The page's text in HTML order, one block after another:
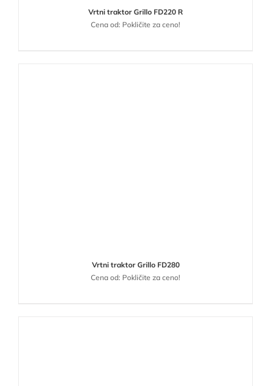
Vrtni traktor Grillo FD220 R
Cena od: Pokličite za ceno!
Vrtni traktor Grillo FD280
Cena od: Pokličite za ceno!